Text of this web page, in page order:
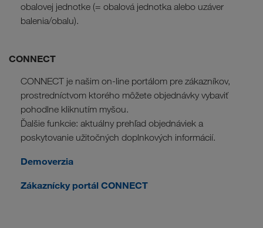
obalovej jednotke (= obalová jednotka alebo uzáver
balenia/obalu).
CONNECT
CONNECT je našim on-line portálom pre zákazníkov,
prostredníctvom ktorého môžete objednávky vybaviť
pohodlne kliknutím myšou.
Ďalšie funkcie: aktuálny prehľad objednáviek a
poskytovanie užitočných doplnkových informácií.
Demoverzia
Zákaznícky portál CONNECT